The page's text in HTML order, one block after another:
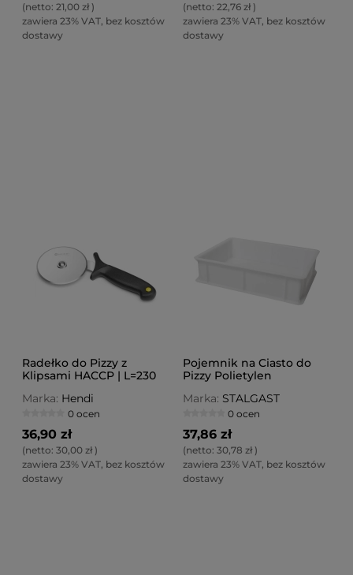
(netto: 21,00 zł)
zawiera 23% VAT, bez kosztów
dostawy
(netto: 22,76 zł)
zawiera 23% VAT, bez kosztów
dostawy
Radełko do Pizzy z
Klipsami HACCP | L=230
Marka: Hendi
0 ocen
36,90 zł
(netto: 30,00 zł)
zawiera 23% VAT, bez kosztów
dostawy
Pojemnik na Ciasto do
Pizzy Polietylen
Marka: STALGAST
0 ocen
37,86 zł
(netto: 30,78 zł)
zawiera 23% VAT, bez kosztów
dostawy